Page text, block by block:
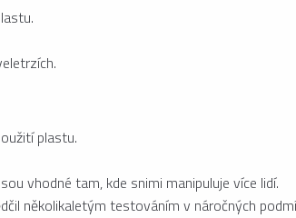
plastu.
vhodné tam, kde snimi manipuluje více lidí.
několikaletým testováním v náročných